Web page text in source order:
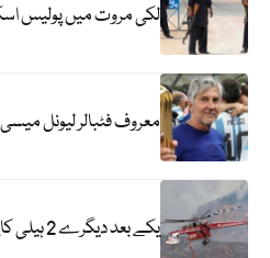
لکی مروت میں پولیس
معروف فٹبالر لیونل
یکے بعد دیگرے 2 ہیلی کاپٹر گر کر تباہ؛ متعدد ہلاکتیں